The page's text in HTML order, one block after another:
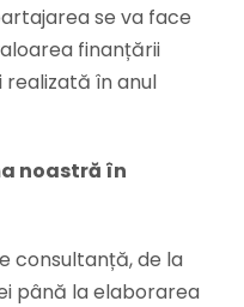
se va face
finanțării
în anul
noastră în
consultanță, de la
până la elaborarea